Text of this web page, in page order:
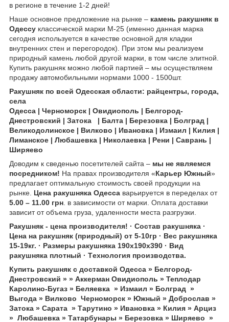
в регионе в течение 1-2 дней!
Наше основное предложение на рынке – камень ракушняк в
Одессу классической марки М-25 (именно данная марка
сегодня используется в качестве основной для кладки
внутренних стен и перегородок). При этом мы реализуем
природный камень любой другой марки, в том числе элитной.
Купить ракушняк можно любой партией – мы осуществляем
продажу автомобильными нормами 1000 - 1500шт.
Ракушняк по всей Одесская области: райцентры, города,
села
Одесса | Черноморск | Овидиополь | Белгород-
Днестровский | Затока | Балта | Березовка | Болград |
Великодолинское | Вилково | Ивановка | Измаил | Килия |
Лиманское | Любашевка | Николаевка | Рени | Саврань |
Ширяево
Доводим к сведенью посетителей сайта – мы не являемся
посредником! На правах производителя «Карьер Южный»
предлагает оптимальную стоимость своей продукции на
рынке. Цена ракушняка Одесса варьируется в переделах от
5.00 – 11.00 грн . в зависимости от марки. Оплата доставки
зависит от объема груза, удаленности места разгрузки.
Ракушняк - цена производителя! · Состав ракушняка ·
Цена на ракушняк (природный) от 5-10гр · Вес ракушняка
15-19кг. · Размеры ракушняка 190х190х390 · Вид
ракушняка плотный · Tехнология производства.
Купить ракушняк с доставкой Одесса » Белгород-
Днестровский » » Аккерман Овидиополь » Теплодар
Каролино-Бугаз » Беляевка » Измаил » Болград »
Выгода » Вилково Черноморск » Южный » Доброслав »
Затока » Сарата » Тарутино » Ивановка » Килия » Арциз
» Любашевка » Татарбунары » Березовка » Ширяево »